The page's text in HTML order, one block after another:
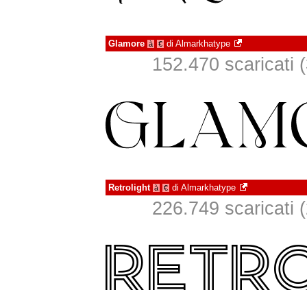
Glamore à € di Almarkhatype
152.470 scaricati
Retrolight à € di Almarkhatype
226.749 scaricati